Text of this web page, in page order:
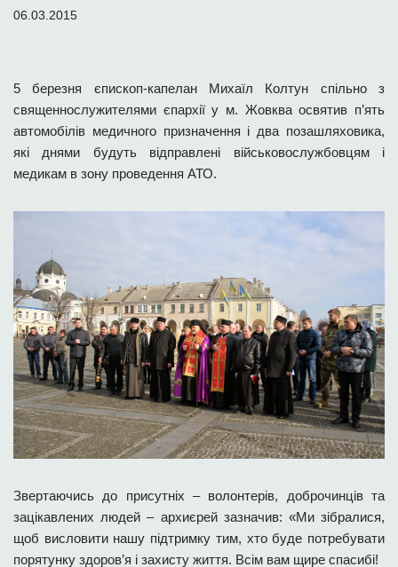
06.03.2015
5 березня єпископ-капелан Михаїл Колтун спільно з
священнослужителями єпархії у м. Жовква освятив п’ять
автомобілів медичного призначення і два позашляховика,
які днями будуть відправлені військовослужбовцям і
медикам в зону проведення АТО.
Звертаючись до присутніх – волонтерів, доброчинців та
зацікавлених людей – архиєрей зазначив: «Ми зібралися,
щоб висловити нашу підтримку тим, хто буде потребувати
порятунку здоров’я і захисту життя. Всім вам щире спасибі!